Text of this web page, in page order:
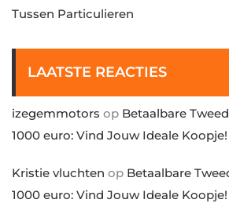
Tussen Particulieren
LAATSTE REACTIES
izegemmotors op Betaalbare
1000 euro: Vind Jouw Ideale Koopje!
Kristie vluchten op Betaalbare
1000 euro: Vind Jouw Ideale Koopje!